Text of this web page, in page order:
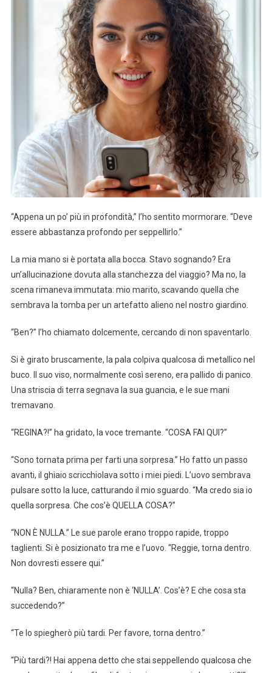
“Appena un po’ più in profondità,” l’ho sentito mormorare. “Deve
essere abbastanza profondo per seppellirlo.”
La mia mano si è portata alla bocca. Stavo sognando? Era
un’allucinazione dovuta alla stanchezza del viaggio? Ma no, la
scena rimaneva immutata: mio marito, scavando quella che
sembrava la tomba per un artefatto alieno nel nostro giardino.
“Ben?” l’ho chiamato dolcemente, cercando di non spaventarlo.
Si è girato bruscamente, la pala colpiva qualcosa di metallico nel
buco. Il suo viso, normalmente così sereno, era pallido di panico.
Una striscia di terra segnava la sua guancia, e le sue mani
tremavano.
“REGINA?!” ha gridato, la voce tremante. “COSA FAI QUI?”
“Sono tornata prima per farti una sorpresa.” Ho fatto un passo
avanti, il ghiaio scricchiolava sotto i miei piedi. L’uovo sembrava
pulsare sotto la luce, catturando il mio sguardo. “Ma credo sia io
quella sorpresa. Che cos’è QUELLA COSA?”
“NON È NULLA.” Le sue parole erano troppo rapide, troppo
taglienti. Si è posizionato tra me e l’uovo. “Reggie, torna dentro.
Non dovresti essere qui.”
“Nulla? Ben, chiaramente non è ‘NULLA’. Cos’è? E che cosa sta
succedendo?”
“Te lo spiegherò più tardi. Per favore, torna dentro.”
“Più tardi?! Hai appena detto che stai seppellendo qualcosa che